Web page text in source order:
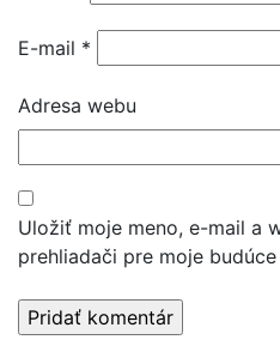
E-mail *
Adresa webu
Uložiť moje meno, e-mail a
prehliadači pre moje